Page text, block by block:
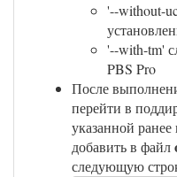
'--without-
'--with-tm'
PBS Pro
После
перейти в
указанной
добавить в файл
следующую